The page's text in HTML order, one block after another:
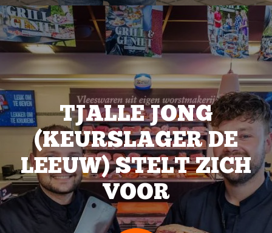
TJALLE JONG
(KEURSLAGER DE
LEEUW) STELT ZICH
VOOR